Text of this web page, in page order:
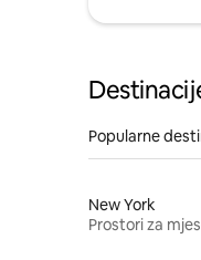
Popularne
New York
Prostori za